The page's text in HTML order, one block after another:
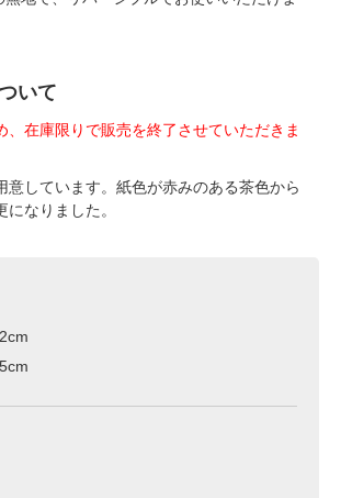
いて
、在庫限りで販売を終了させていただきま
意しています。紙色が赤みのある茶色から
なりました。